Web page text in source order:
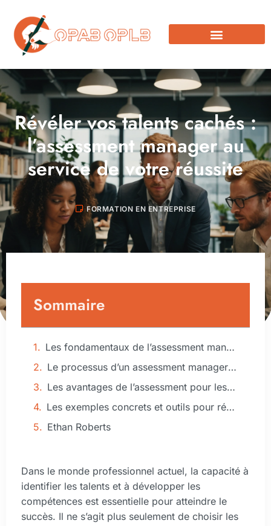
Révéler vos talents cachés :
l’assessment manager au
service de votre réussite
FORMATION EN ENTREPRISE
Sommaire
Les fondamentaux de l’assessment manager
Le processus d’un assessment manager réussi
Les avantages de l’assessment pour les entreprises et les individus
Les exemples concrets et outils pour réussir vos assessments
Ethan Roberts
Dans le monde professionnel actuel, la capacité à
identifier les talents et à développer les
compétences est essentielle pour atteindre le
succès. Il ne s’agit plus seulement de choisir les